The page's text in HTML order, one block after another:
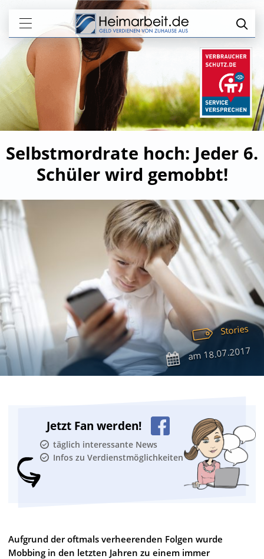
Selbstmordrate hoch: Jeder 6.
Schüler wird gemobbt!
Stories
am18.07.2017
Jetzt Fan werden!
täglich interessante News
Infos zu Verdienstmöglichkeiten
Aufgrund der oftmals verheerenden Folgen wurde
Mobbing in den letzten Jahren zu einem immer